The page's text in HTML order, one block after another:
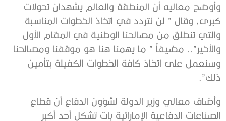
وأوضح معاليه أن المنطقة والعالم يشهدان تحولات
كبرى، وقال ” لن نتردد في اتخاذ الخطوات المناسبة
والتي تنطلق من مصالحنا الوطنية في المقام الأول
والأخير”.. مضيفاً ” ما يهمنا هنا هو موقفنا ومصالحنا
وسنعمل على اتخاذ كافة الخطوات الكفيلة بتأمين
ذلك”.
وأضاف معالي وزير الدولة لشؤون الدفاع أن قطاع
الصناعات الدفاعية الإماراتية بات تشكل أحد أكبر